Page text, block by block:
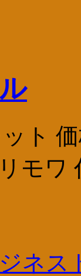
ト
モワ
ネス